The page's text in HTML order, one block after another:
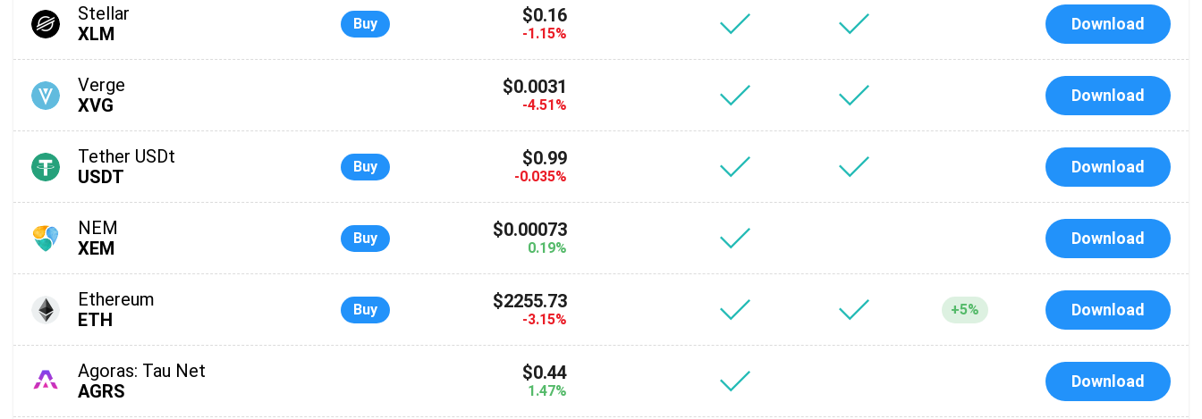
Stellar
XLM
Buy $0.16
-1.15%
Download
Verge
XVG
$0.0031
-4.51%
Download
Tether USDt
USDT
Buy $0.99
-0.035%
Download
NEM
XEM
Buy $0.00073
0.19%
Download
Ethereum
ETH
Buy $2255.73
-3.15%
+5% Download
Agoras: Tau Net
AGRS
$0.44
1.47%
Download